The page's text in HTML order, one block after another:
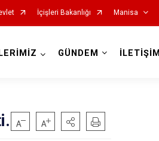
İçişleri Bakanlığı Manisa
GÜNDEM İLETİŞİM